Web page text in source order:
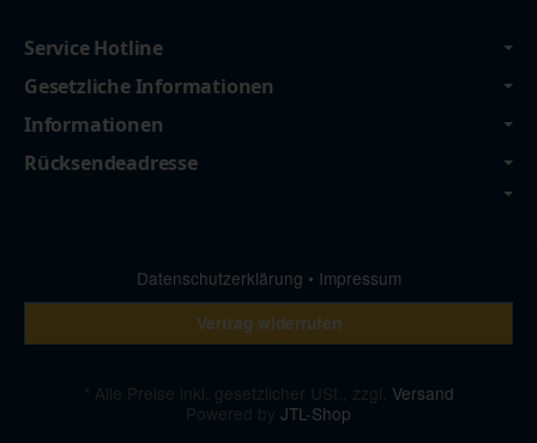
Service Hotline
Gesetzliche Informationen
Informationen
Rücksendeadresse
Datenschutzerklärung • Impressum
Vertrag widerrufen
* Alle Preise inkl. gesetzlicher USt., zzgl. Versand
Powered by JTL-Shop